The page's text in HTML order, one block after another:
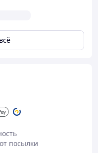
посылки